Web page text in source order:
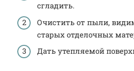
сгладить.
Очистить от пыли,
старых отделочных
Дать утепляемой